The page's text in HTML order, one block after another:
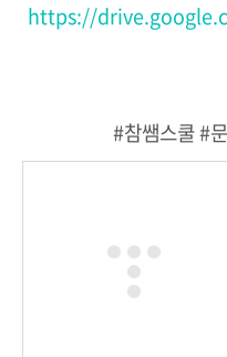
https://
#참쌤스쿨 #